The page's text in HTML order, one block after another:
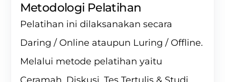
Metodologi Pelatihan
Pelatihan ini dilaksanakan secara
Daring / Online ataupun Luring / Offline.
Melalui metode pelatihan yaitu